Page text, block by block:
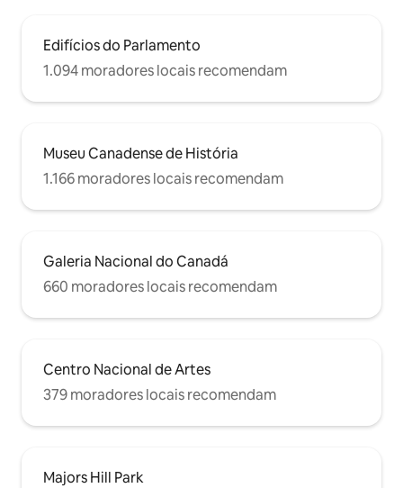
Edifícios do Parlamento
1.094 moradores locais recomendam
Museu Canadense de História
1.166 moradores locais recomendam
Galeria Nacional do Canadá
660 moradores locais recomendam
Centro Nacional de Artes
379 moradores locais recomendam
Majors Hill Park